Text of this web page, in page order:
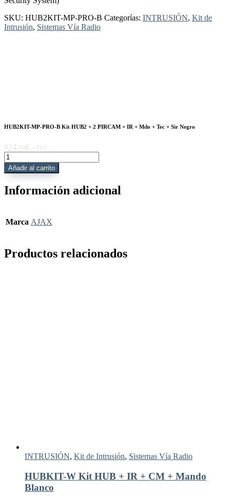
Negro
cantidad
SKU: HUB2KIT-MP-PRO-B Categorías: INTRUSIÓN, Kit de
Intrusión, Sistemas Vía Radio
HUB2KIT-MP-PRO-B Kit HUB2 + 2 PIRCAM + IR + Mdo + Tec + Sir Negro
924,00€ + IVA
HUB2KIT-
MP-
PRO-
Kit
2
IR
+
Añadir al carrito
Información adicional
Marca AJAX
Productos relacionados
INTRUSIÓN, Kit de Intrusión, Sistemas Vía Radio
HUBKIT-W Kit HUB + IR + CM + Mando
Blanco